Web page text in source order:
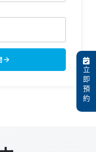
立
即
預
約